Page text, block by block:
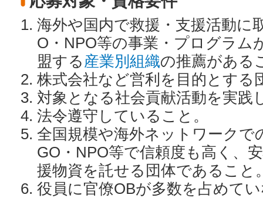
海外や国内で救援・支援活動に
O・NPO等の事業・プログラム
盟する 産業別組織の推薦がある
株式会社など営利を目的とする
対象となる社会貢献活動を実践
法令遵守していること。
全国規模や海外ネットワークで
GO・NPO等で信頼度も高く、
援物資を託せる団体であること
役員に官僚OBが多数を占めて